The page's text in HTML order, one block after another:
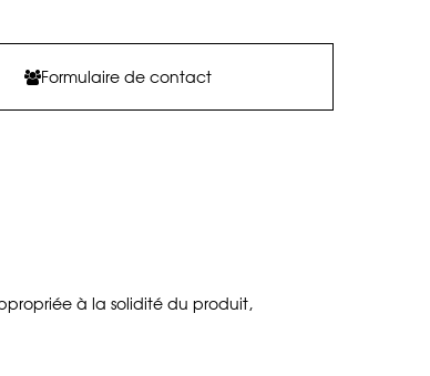
Formulaire de contact
à la solidité du produit,